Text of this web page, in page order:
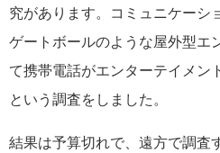
究があります。コミュニケーシ
ゲートボールのような屋外型エ
て携帯電話がエンターテイメン
という調査をしました。
結果は予算切れで、遠方で調査